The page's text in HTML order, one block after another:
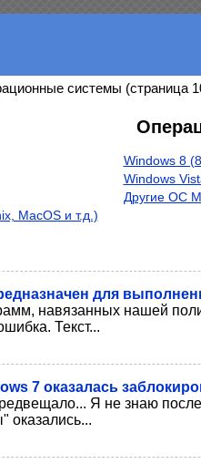
системы (страница
Windows 8
Windows
Другие ОС
MacOS и т.д.)
для
навязанных нашей
Текст...
7 оказалась
Я не знаю
оказались...